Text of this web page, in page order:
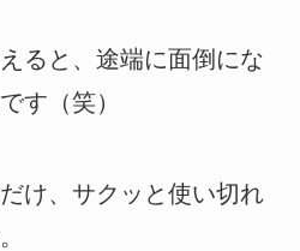
ると、途端に面倒にな
す（笑）
け、サクッと使い切れ